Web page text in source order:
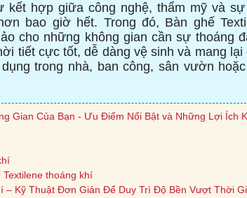
kết hợp giữa công nghệ, thẩm mỹ và sự
bao giờ hết. Trong đó, Bàn ghế
cho những không gian cần sự thoáng
tiết cực tốt, dễ dàng vệ sinh và mang lại
trong nhà, ban công, sân vườn
Gian Của Bạn - Ưu Điểm Nổi Bật và Những Lợi Ích
thoáng khí
– Kỹ Thuật Đơn Giản Để Duy Trì Độ Bền Vượt Thời